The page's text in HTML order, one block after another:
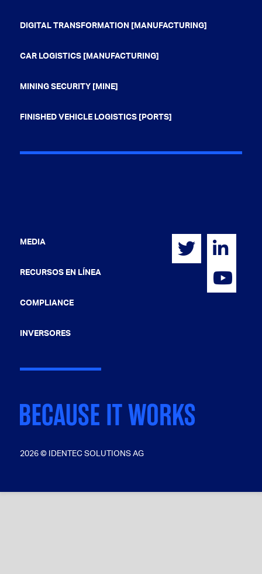
DIGITAL TRANSFORMATION [MANUFACTURING]
CAR LOGISTICS [MANUFACTURING]
MINING SECURITY [MINE]
FINISHED VEHICLE LOGISTICS [PORTS]
MEDIA
RECURSOS EN LÍNEA
COMPLIANCE
INVERSORES
2026 © IDENTEC SOLUTIONS AG